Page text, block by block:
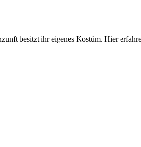
besitzt ihr eigenes Kostüm. Hier